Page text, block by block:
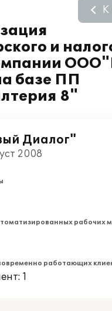
и
базе ПП
8"
К
Диалог"
2008
рабочих
работающих
1